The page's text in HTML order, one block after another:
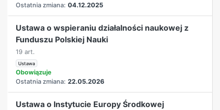
Ostatnia zmiana: 04.12.2025
Ustawa o wspieraniu działalności naukowej z
Funduszu Polskiej Nauki
19 art.
Ustawa
Obowiązuje
Ostatnia zmiana: 22.05.2026
Ustawa o Instytucie Europy Środkowej